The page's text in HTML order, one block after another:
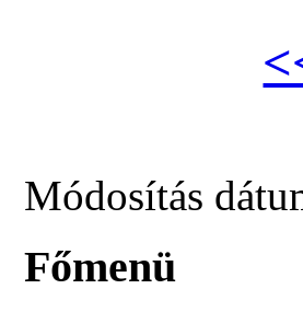
Módosítás
Főmenü